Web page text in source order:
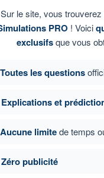
sur 103
Sur le site, vous
PRO ! Voici
exclusifsque vous
Toutes les questions
Explications et
Aucune limitede temps
Zéro publicité